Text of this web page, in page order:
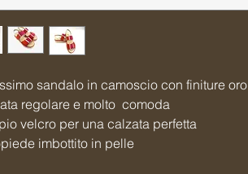
sandalo in camoscio con finiture oro
regolare e molto comoda
velcro per una calzata perfetta
imbottito in pelle